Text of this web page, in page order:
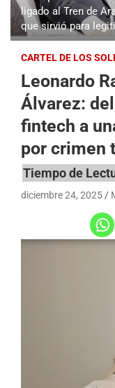
ligado al Tren de
que sirvió para
CARTEL DE LOS
Leonardo
Álvarez:
fintech a
por crimen
diciembre 24, 2025